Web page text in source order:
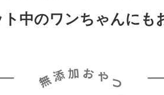
中のワンちゃんにも